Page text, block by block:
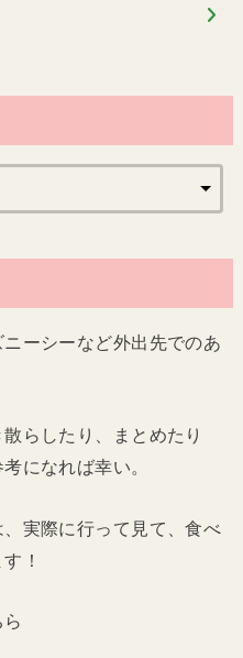
ーシーなど外出先でのあ
らしたり、まとめたり
になれば幸い。
実際に行って見て、食べ
！